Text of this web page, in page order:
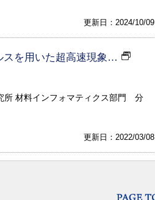
更新日：2024/10/09
スを用いた超高速現象…
所 材料インフォマティクス部門 分
更新日：2022/03/08